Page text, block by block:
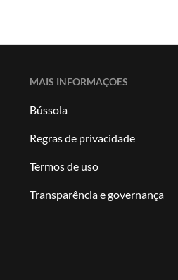
MAIS INFORMAÇÕES
Bússola
Regras de privacidade
Termos de uso
Transparência e governança